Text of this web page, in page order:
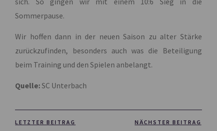
Sommerpause.
Wir hoffen dann in der neuen Saison zu alter Stärke
zurückzufinden, besonders auch was die Beteiligung
beim Training und den Spielen anbelangt.
Quelle:SC Unterbach
LETZTER BEITRAG NÄCHSTER BEITRAG